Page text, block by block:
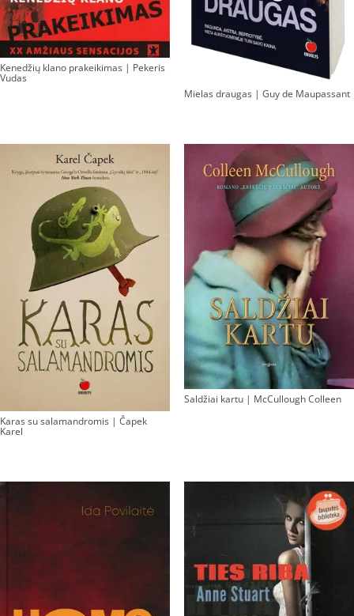
Kenedžių klano prakeikimas | Pekeris
Vudas
Mielas draugas | Guy de Maupassant
Karas su salamandromis | Čapek
Karel
Saldžiai kartu | McCullough Colleen